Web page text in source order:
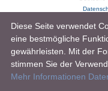
Diese Seite verwendet
eine bestmögliche
gewährleisten. Mit der
stimmen Sie der
Mehr Informationen